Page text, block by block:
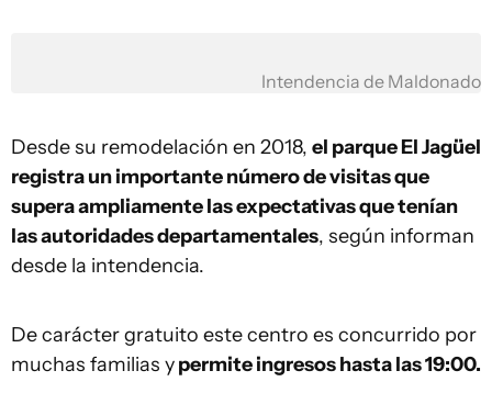
Intendencia de Maldonado
Desde su remodelación en 2018, el parque El Jagüel
registra un importante número de visitas que
supera ampliamente las expectativas que tenían
las autoridades departamentales, según informan
desde la intendencia.
De carácter gratuito este centro es concurrido por
muchas familias ypermite ingresos hasta las 19:00.